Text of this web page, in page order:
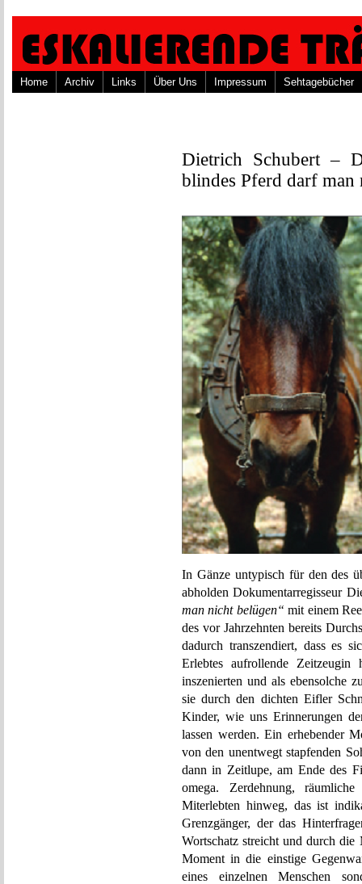
Home Archiv Links Über Uns Impressum Sehtagebücher
Dietrich Schubert –
blindes Pferd darf
In Gänze untypisch für den des
abholden Dokumentarregisseur
man nicht belügen“ mit einem
des vor Jahrzehnten bereits
dadurch transzendiert, dass es
Erlebtes aufrollende
inszenierten und als ebensolche
sie durch den dichten Eifler
Kinder, wie uns Erinnerungen
lassen werden. Ein erhebender
von den unentwegt stapfenden
dann in Zeitlupe, am Ende des
omega. Zerdehnung,
Miterlebten hinweg, das ist
Grenzgänger, der das
Wortschatz streicht und durch die
Moment in die einstige
eines einzelnen Menschen